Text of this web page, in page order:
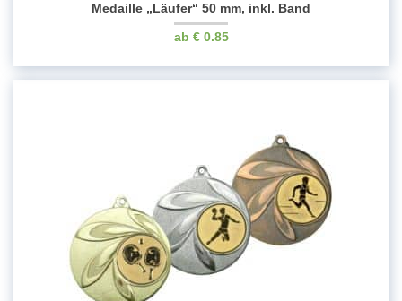
Medaille „Läufer“ 50 mm, inkl. Band
€0.85